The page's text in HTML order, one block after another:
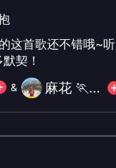
这首歌还不错哦~听
契！
& 麻花 🏃离开休息了！！！